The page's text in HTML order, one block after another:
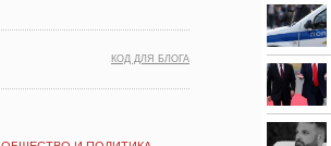
КОД ДЛЯ БЛОГА